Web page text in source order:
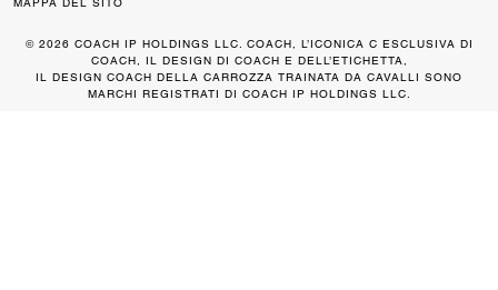
© 2026 COACH IP HOLDINGS LLC. COACH, L’ICONICA C ESCLUSIVA DI
COACH, IL DESIGN DI COACH E DELL’ETICHETTA,
IL DESIGN COACH DELLA CARROZZA TRAINATA DA CAVALLI SONO
MARCHI REGISTRATI DI COACH IP HOLDINGS LLC.